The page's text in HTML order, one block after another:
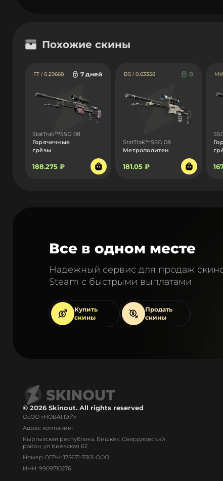
Похожие скины
FT / 0.29668 7 дней
StatTrak™SSG 08
Горячечные
грёзы
188.275 ₽
BS / 0.63358 0
StatTrak™SSG 08
Метрополитен
181.05 ₽
Все в одном месте
Надежный сервис для продаж
Steam с быстрыми выплатами
Купить
скины
Продать
скины
© 2026 Skinout. All rights reserved
ОсОО «НОВАПЭЙ»
Адрес компании:
Кыргызская республика, Бишкек, Свердловский
район, ул Киевская 62
Номер ОГРН: 175671-3301-ООО
ИНН: 9909710276